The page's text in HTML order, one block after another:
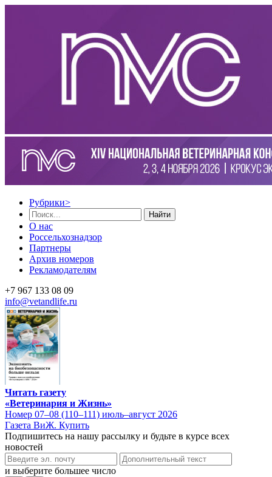
Рубрики>
Найти
О нас
Россельхознадзор
Партнеры
Архив номеров
Рекламодателям
+7 967 133 08 09
info@vetandlife.ru
Читать газету
«Ветеринария и Жизнь»
Номер 07–08 (110–111) июль–август 2026
Газета ВиЖ. Купить
Подпишитесь на нашу рассылку и будьте в курсе всех
новостей
и выберите большее число